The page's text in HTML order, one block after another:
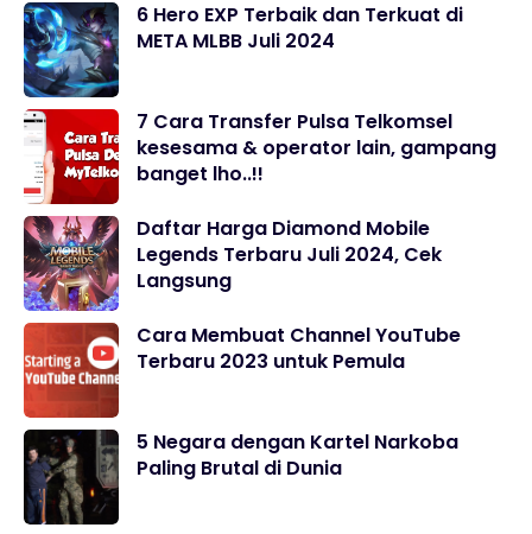
6 Hero EXP Terbaik dan Terkuat di
META MLBB Juli 2024
7 Cara Transfer Pulsa Telkomsel
kesesama & operator lain, gampang
banget lho..!!
Daftar Harga Diamond Mobile
Legends Terbaru Juli 2024, Cek
Langsung
Cara Membuat Channel YouTube
Terbaru 2023 untuk Pemula
5 Negara dengan Kartel Narkoba
Paling Brutal di Dunia